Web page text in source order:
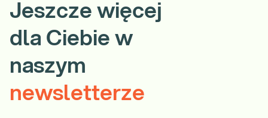
Jeszcze więcej
dla Ciebie w
naszym
newsletterze